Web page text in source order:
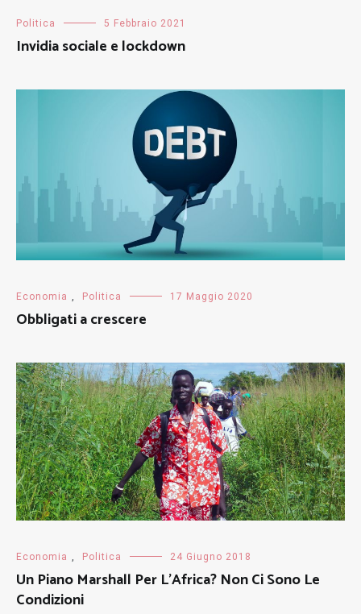
Politica 5 Febbraio 2021
Invidia sociale e lockdown
Economia Politica 17 Maggio 2020
Obbligati a crescere
Economia , Politica 24 Giugno 2018
Un Piano Marshall Per L’Africa? Non Ci Sono Le
Condizioni